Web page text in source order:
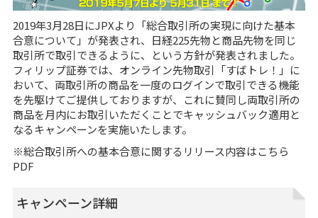
2019年3月28日にJPXより「総合取引所の実現に向けた基本
合意について」が発表され、日経225先物と商品先物を同じ
取引所で取引できるように、という方針が発表されました。
フィリップ証券では、 オンライン先物取引「すばトレ！」 に
おいて、両取引所の商品を一度のログインで取引できる機能
を先駆けてご提供しておりますが、これに賛同し両取引所の
商品を月内にお取引いただくことでキャッシュバック適用と
なるキャンペーンを実施いたします。
※総合取引所への基本合意に関するリリース内容はこちら
PDF
キャンペーン詳細